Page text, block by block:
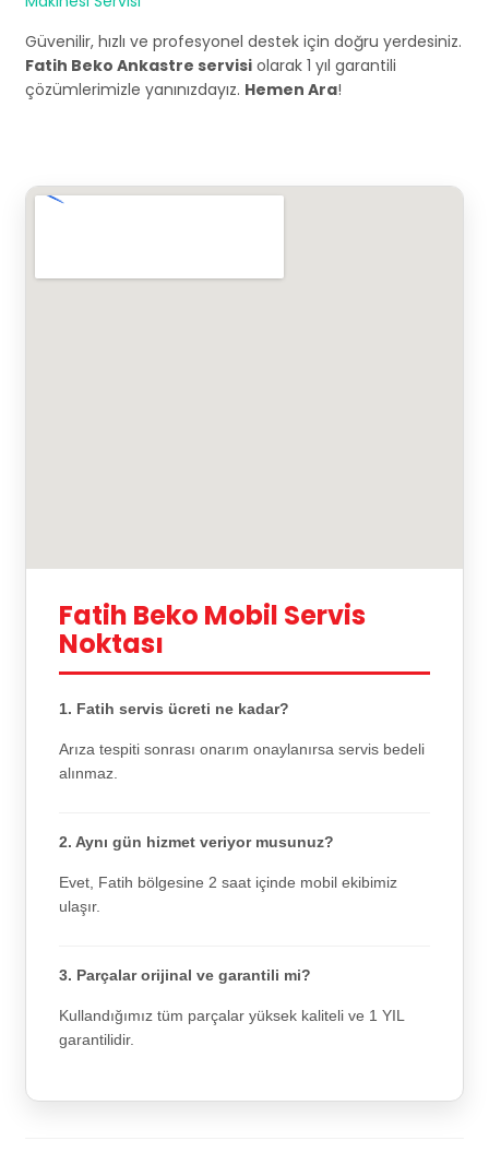
Güvenilir, hızlı ve profesyonel destek için doğru yerdesiniz.
Fatih Beko Ankastre servisi olarak 1 yıl garantili
çözümlerimizle yanınızdayız. Hemen Ara!
Fatih Beko Mobil Servis
Noktası
1. Fatih servis ücreti ne kadar?
Arıza tespiti sonrası onarım onaylanırsa servis bedeli
alınmaz.
2. Aynı gün hizmet veriyor musunuz?
Evet, Fatih bölgesine 2 saat içinde mobil ekibimiz
ulaşır.
3. Parçalar orijinal ve garantili mi?
Kullandığımız tüm parçalar yüksek kaliteli ve 1 YIL
garantilidir.